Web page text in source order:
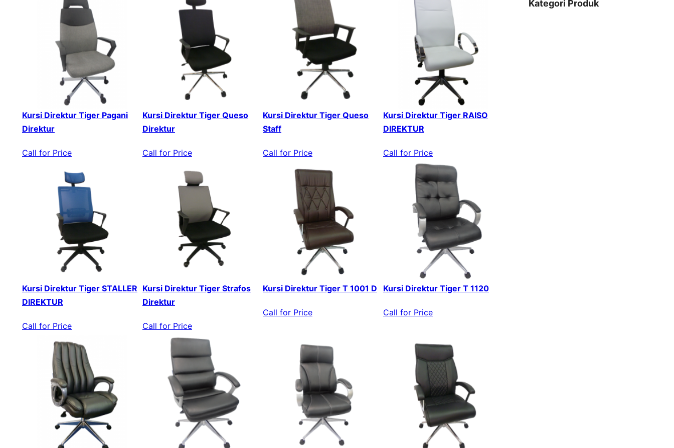
Kursi Direktur Tiger Pagani
Direktur
Call for Price
Kursi Direktur Tiger Queso
Direktur
Call for Price
Kursi Direktur Tiger Queso
Staff
Call for Price
Kursi Direktur Tiger RAISO
DIREKTUR
Call for Price
Kursi Direktur Tiger STALLER
DIREKTUR
Call for Price
Kursi Direktur Tiger Strafos
Direktur
Call for Price
Kursi Direktur Tiger T 1001 D
Call for Price
Kursi Direktur Tiger T 1120
Call for Price
Kategori Produk